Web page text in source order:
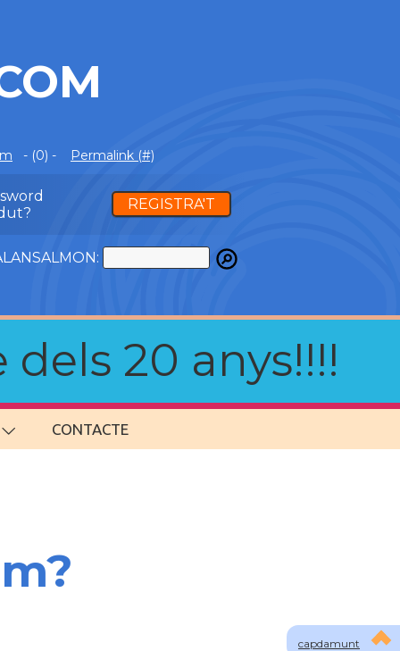
- (0) - Permalink (#)
REGISTRA'T
20 anys!!!!
CONTACTE
capdamunt